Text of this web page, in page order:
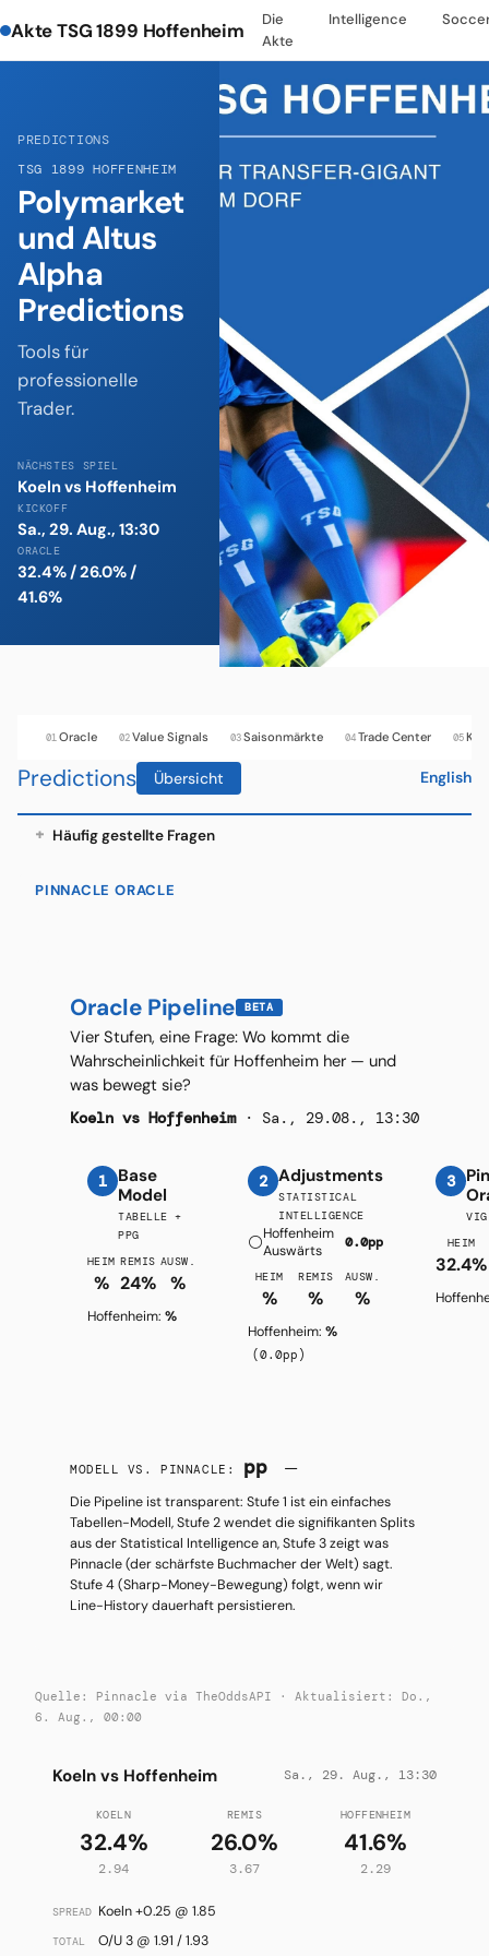
Akte TSG 1899 Hoffenheim
Die
Akte
Intelligence
PREDICTIONS
TSG 1899 HOFFENHEIM
Polymarket
und Altus
Alpha
Predictions
Tools für
professionelle
Trader.
NÄCHSTES SPIEL
Koeln vs Hoffenheim
KICKOFF
Sa., 29. Aug., 13:30
ORACLE
32.4% / 26.0% /
41.6%
01Oracle 02Value Signals 03Saisonmärkte 04Trade Center 05
Predictions Übersicht English
Häufig gestellte Fragen
PINNACLE ORACLE
Oracle Pipeline BETA
Vier Stufen, eine Frage: Wo kommt die
Wahrscheinlichkeit für Hoffenheim her — und
was bewegt sie?
Koeln vs Hoffenheim· Sa., 29.08., 13:30
1
Base
Model
TABELLE +
PPG
HEIM
%
REMIS
24%
AUSW.
%
Hoffenheim: %
2 Adjustments
STATISTICAL
INTELLIGENCE
⚪Hoffenheim
Auswärts
0.0pp
HEIM
%
REMIS
%
AUSW.
%
Hoffenheim:%
(0.0pp)
3
HEIM
32.4%
MODELL VS. PINNACLE: pp —
Die Pipeline ist transparent: Stufe 1 ist ein einfaches
Tabellen-Modell, Stufe 2 wendet die signifikanten Splits
aus der Statistical Intelligence an, Stufe 3 zeigt was
Pinnacle (der schärfste Buchmacher der Welt) sagt.
Stufe 4 (Sharp-Money-Bewegung) folgt, wenn wir
Line-History dauerhaft persistieren.
Quelle: Pinnacle via TheOddsAPI · Aktualisiert: Do.,
6. Aug., 00:00
Koeln vs Hoffenheim Sa., 29. Aug., 13:30
KOELN
32.4%
2.94
REMIS
26.0%
3.67
HOFFENHEIM
41.6%
2.29
SPREAD Koeln +0.25 @ 1.85
TOTAL O/U 3 @ 1.91 / 1.93